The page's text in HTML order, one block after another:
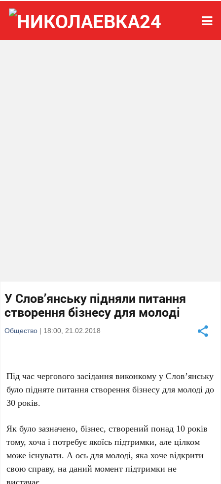
У Слов’янську підняли питання
створення бізнесу для молоді
Общество | 18:00, 21.02.2018
Під час чергового засідання виконкому у Слов’янську
було підняте питання створення бізнесу для молоді до
30 років.
Як було зазначено, бізнес, створений понад 10 років
тому, хоча і потребує якоїсь підтримки, але цілком
може існувати. А ось для молоді, яка хоче відкрити
свою справу, на даний момент підтримки не
вистачає.